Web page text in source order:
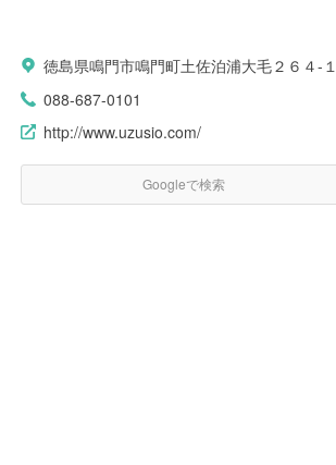
徳島県鳴門市鳴門町土佐泊浦大毛２６４-１
088-687-0101
http://www.uzusio.com/
Googleで検索